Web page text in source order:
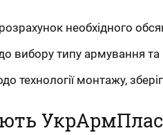
необхідного
вибору типу армування
технології монтажу,